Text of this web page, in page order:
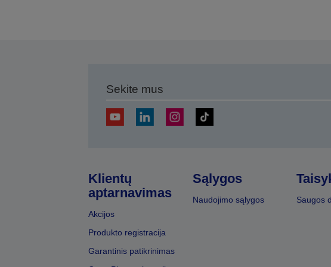
Sekite mus
Klientų
aptarnavimas
Akcijos
Produkto registracija
Garantinis patikrinimas
Sąlygos
Naudojimo sąlygos Saugos